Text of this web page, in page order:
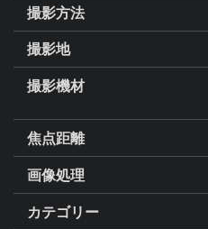
撮影方法
撮影地
撮影機材
焦点距離
画像処理
カテゴリー